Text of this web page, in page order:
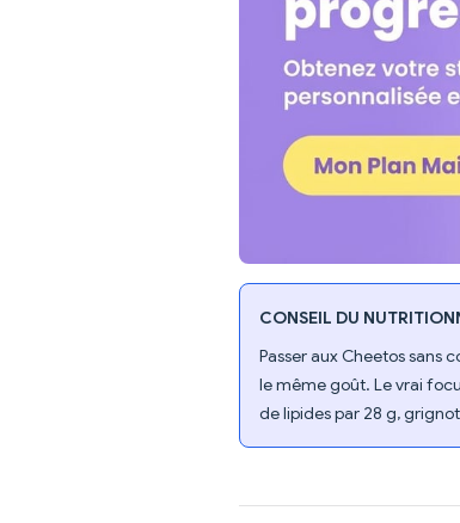
CONSEIL DU
Passer aux Cheetos sans
le même goût. Le vrai
de lipides par 28 g,